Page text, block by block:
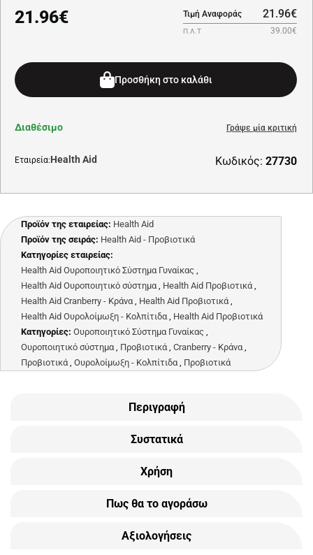
21.96€ Τιμή Αναφοράς 21.96€
Π.Λ.Τ 39.00€
Προσθήκη στο καλάθι
Εταιρεία:Health Aid Κωδικός: 27730
Διαθέσιμο Γράψε μία κριτική
Προϊόν της εταιρείας: Health Aid
Προϊόν της σειράς: Health Aid - Προβιοτικά
Κατηγορίες εταιρείας:
Health Aid Ουροποιητικό Σύστημα Γυναίκας ,
Health Aid Ουροποιητικό σύστημα, Health Aid Προβιοτικά,
Health Aid Cranberry - Κράνα, Health Aid Προβιοτικά,
Health Aid Ουρολοίμωξη - Κολπίτιδα, Health Aid Προβιοτικά
Κατηγορίες: Ουροποιητικό Σύστημα Γυναίκας ,
Ουροποιητικό σύστημα, Προβιοτικά, Cranberry - Κράνα,
Προβιοτικά, Ουρολοίμωξη - Κολπίτιδα, Προβιοτικά
Περιγραφή
Συστατικά
Χρήση
Πως θα το αγοράσω
Αξιολογήσεις